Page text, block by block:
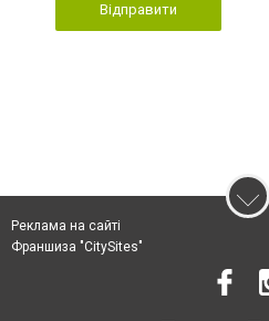
Відправити
Реклама на сайті
Франшиза "CitySites"